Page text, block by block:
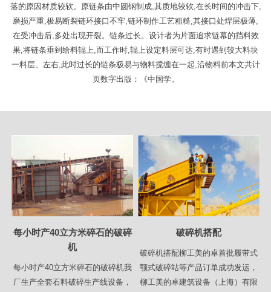
落的原因材质较软。原链条由中圆钢制成,其质地较软,在长时间的冲击下,
磨损严重,极易断裂链环接口不牢,链环制作工艺粗糙,其接口处焊层极薄,
在受冲击后,多处出现开裂。链条过长。设计者为片面追求链幕的挡料效
果,将链条垂到给料辊上,而工作时,辊上设定料层可达,有时遇到较大料块
一料层、左右,此时过长的链条极易与物料搅缠在一起,沿物料前本文共计
页数字出版：《中国学。
每小时产40立方米碎石的破碎
机
每小时产40立方米碎石的破碎机我
厂生产全套石料破碎生产线设备，
破碎机搭配
破碎机搭配柳工美的卓首批履带式
颚式破碎站等产品订单成功发运，
柳工美的卓建筑设备（上海）有限